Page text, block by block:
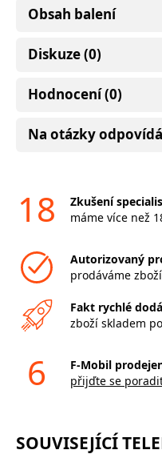
Obsah balení
Diskuze (0)
Hodnocení (0)
Na otázky
18
Zkušení
máme více než
Autorizovaný
prodáváme
Fakt rychlé
zboží skladem
6
F-Mobil
přijďte se
SOUVISEJÍCÍ